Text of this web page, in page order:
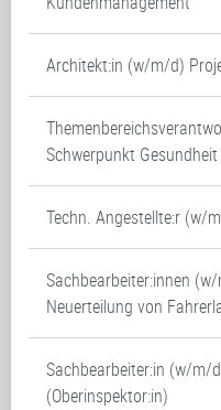
Architekt:in (w/m/d)
Schwerpunkt
Techn. Angestellte:r (w/
Sachbearbeiter:innen
Neuerteilung von
Sachbearbeiter:in (w/m/
(Oberinspektor:in)